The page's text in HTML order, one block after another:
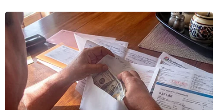
Một fan của bóng đá đã trả 74.000 USD trong
cuộc bán đấu giá, để sở hữu trái bóng được dùng
trong trận chung kết World Cup 2010.
74.000 USD là cái giá mà một fan bóng đá đã trả
trong cuộc bán đấu giá hôm 16/7trên mạng e-